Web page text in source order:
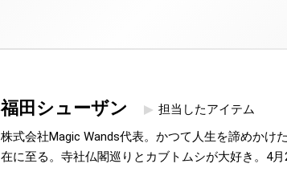
福田シューザン
担当したアイテム
株式会社Magic Wands代表。かつて人生を諦めかけ
在に至る。寺社仏閣巡りとカブトムシが大好き。4月